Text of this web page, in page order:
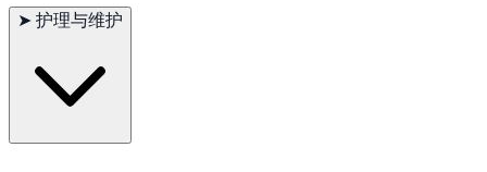
喜欢参与家庭活动。这种犬种聪明且容易训练，渴望取悦主人，
一旦适当介绍后，它们对陌生人也非常友好。
➤ 护理与维护